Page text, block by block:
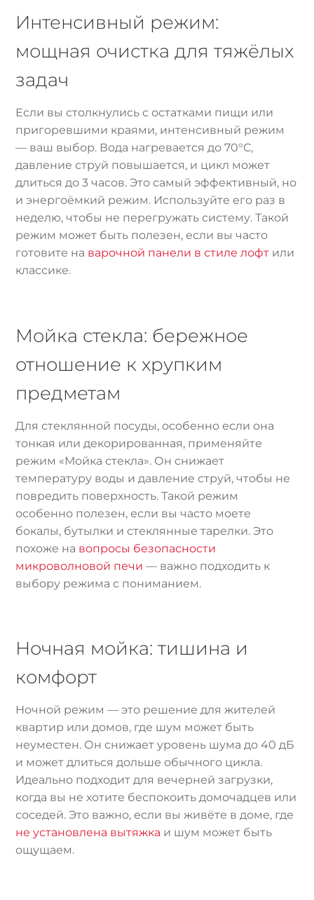
Интенсивный режим:
мощная очистка для тяжёлых
задач
Если вы столкнулись с остатками пищи или
пригоревшими краями, интенсивный режим
— ваш выбор. Вода нагревается до 70°C,
давление струй повышается, и цикл может
длиться до 3 часов. Это самый эффективный, но
и энергоёмкий режим. Используйте его раз в
неделю, чтобы не перегружать систему. Такой
режим может быть полезен, если вы часто
готовите на варочной панели в стиле лофт или
классике.
Мойка стекла: бережное
отношение к хрупким
предметам
Для стеклянной посуды, особенно если она
тонкая или декорированная, применяйте
режим «Мойка стекла». Он снижает
температуру воды и давление струй, чтобы не
повредить поверхность. Такой режим
особенно полезен, если вы часто моете
бокалы, бутылки и стеклянные тарелки. Это
похоже на вопросы безопасности
микроволновой печи — важно подходить к
выбору режима с пониманием.
Ночная мойка: тишина и
комфорт
Ночной режим — это решение для жителей
квартир или домов, где шум может быть
неуместен. Он снижает уровень шума до 40 дБ
и может длиться дольше обычного цикла.
Идеально подходит для вечерней загрузки,
когда вы не хотите беспокоить домочадцев или
соседей. Это важно, если вы живёте в доме, где
не установлена вытяжка и шум может быть
ощущаем.